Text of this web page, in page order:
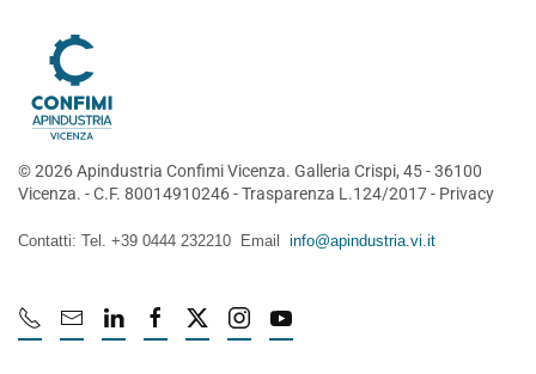
©2026Apindustria Confimi Vicenza. Galleria Crispi, 45 - 36100
Vicenza. - C.F. 80014910246 -Trasparenza L.124/2017- Privacy
Contatti: Tel. +39 0444 232210 Email info@apindustria.vi.it